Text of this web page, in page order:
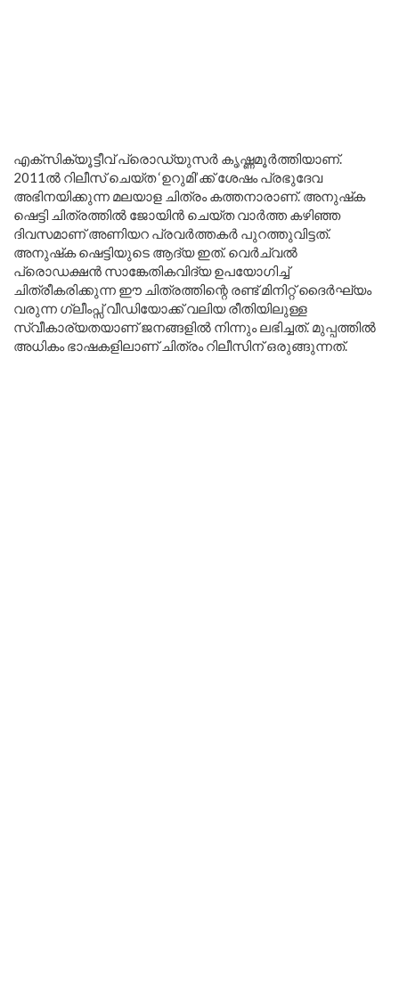
എക്സിക്യൂട്ടീവ് പ്രൊഡ്യുസർ കൃഷ്ണമൂർത്തിയാണ്.
2011ൽ റിലീസ് ചെയ്ത ‘ഉറുമി’ക്ക് ശേഷം പ്രഭുദേവ
അഭിനയിക്കുന്ന മലയാള ചിത്രം കത്തനാരാണ്. അനുഷ്‌ക
ഷെട്ടി ചിത്രത്തിൽ ജോയിൻ ചെയ്ത വാർത്ത കഴിഞ്ഞ
ദിവസമാണ് അണിയറ പ്രവർത്തകർ പുറത്തുവിട്ടത്.
അനുഷ്‌ക ഷെട്ടിയുടെ ആദ്യ ഇത്. വെർച്വൽ
പ്രൊഡക്ഷൻ സാങ്കേതികവിദ്യ ഉപയോഗിച്ച്
ചിത്രീകരിക്കുന്ന ഈ ചിത്രത്തിന്റെ രണ്ട് മിനിറ്റ് ദൈർഘ്യം
വരുന്ന ഗ്ലീംപ്സ് വീഡിയോക്ക് വലിയ രീതിയിലുള്ള
സ്വീകാര്യതയാണ് ജനങ്ങളിൽ നിന്നും ലഭിച്ചത്. മുപ്പത്തിൽ
അധികം ഭാഷകളിലാണ് ചിത്രം റിലീസിന് ഒരുങ്ങുന്നത്.